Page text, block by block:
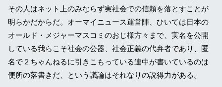
その人はネット上のみならず実社会での信頼を落とすことが
明らかだからだ。オーマイニュース運営陣、ひいては日本の
オールド・メジャーマスコミのおじ様方々まで、実名を公開
している我らこそ社会の公器、社会正義の代弁者であり、匿
名で２ちゃんねるに引きこもっている連中が書いているのは
便所の落書きだ、という議論はそれなりの説得力がある。